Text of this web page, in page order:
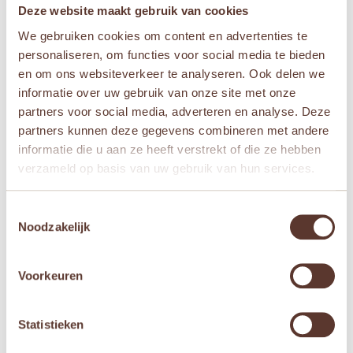
Deze website maakt gebruik van cookies
We gebruiken cookies om content en advertenties te
personaliseren, om functies voor social media te bieden
en om ons websiteverkeer te analyseren. Ook delen we
informatie over uw gebruik van onze site met onze
partners voor social media, adverteren en analyse. Deze
partners kunnen deze gegevens combineren met andere
informatie die u aan ze heeft verstrekt of die ze hebben
verzameld op basis van uw gebruik van hun services.
Noodzakelijk
Voorkeuren
Statistieken
Aanvullende informatie
Leeftijden
Vanaf 3 jaar,Vanaf 4 jaar, Vanaf 5 jaar, Vana
f 6 jaar,Vanaf 7 jaar
Merken
Connetix